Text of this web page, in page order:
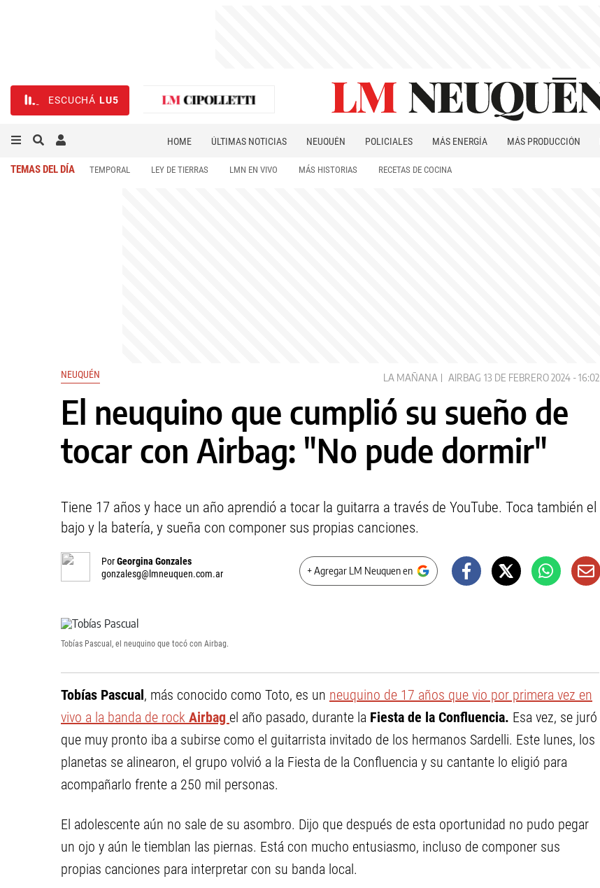
ESCUCHÁ LU5
HOME ÚLTIMAS NOTICIAS NEUQUÉN POLICIALES MÁS ENERGÍA MÁS PRODUCCIÓN
TEMAS DEL DÍA TEMPORAL LEY DE TIERRAS LMN EN VIVO MÁS HISTORIAS RECETAS DE COCINA
NEUQUÉN LA MAÑANA AIRBAG 13 DE FEBRERO 2024 - 16:02
El neuquino que cumplió su sueño de
tocar con Airbag: "No pude dormir"
Tiene 17 años y hace un año aprendió a tocar la guitarra a través de YouTube. Toca también el
bajo y la batería, y sueña con componer sus propias canciones.
PorGeorgina Gonzales
gonzalesg@lmneuquen.com.ar
+ Agregar LM Neuquen en
Tobías Pascual, el neuquino que tocó con Airbag.
Tobías Pascual, más conocido como Toto, es un neuquino de 17 años que vio por primera vez en
vivo a la banda de rock Airbag el año pasado, durante la Fiesta de la Confluencia. Esa vez, se juró
que muy pronto iba a subirse como el guitarrista invitado de los hermanos Sardelli. Este lunes, los
planetas se alinearon, el grupo volvió a la Fiesta de la Confluencia y su cantante lo eligió para
acompañarlo frente a 250 mil personas.
El adolescente aún no sale de su asombro. Dijo que después de esta oportunidad no pudo pegar
un ojo y aún le tiemblan las piernas. Está con mucho entusiasmo, incluso de componer sus
propias canciones para interpretar con su banda local.